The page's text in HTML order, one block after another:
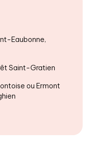
Eaubonne,
Saint-Gratien
ou Ermont